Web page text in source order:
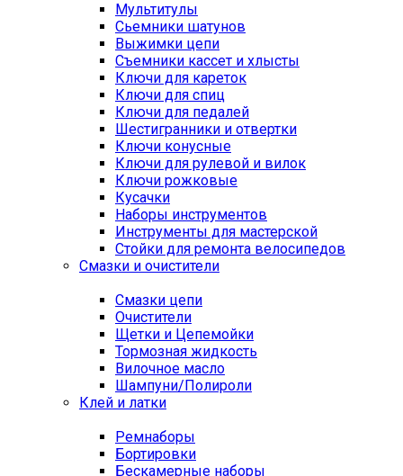
Мультитулы
Сьемники шатунов
Выжимки цепи
Съемники кассет и хлысты
Ключи для кареток
Ключи для спиц
Ключи для педалей
Шестигранники и отвертки
Ключи конусные
Ключи для рулевой и вилок
Ключи рожковые
Кусачки
Наборы инструментов
Инструменты для мастерской
Стойки для ремонта велосипедов
Смазки и очистители
Смазки цепи
Очистители
Щетки и Цепемойки
Тормозная жидкость
Вилочное масло
Шампуни/Полироли
Клей и латки
Ремнаборы
Бортировки
Бескамерные наборы